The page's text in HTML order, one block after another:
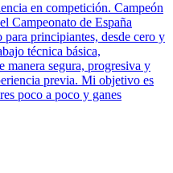
en competición. Campeón
Campeonato de España
para principiantes, desde cero y
técnica básica,
segura, progresiva y
previa. Mi objetivo es
poco a poco y ganes